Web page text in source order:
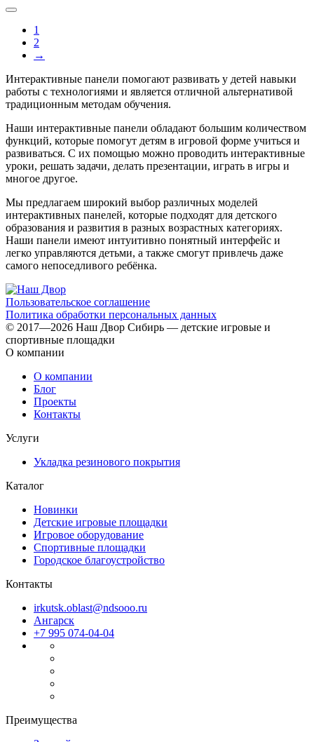
1
2
→
Интерактивные панели помогают развивать у детей навыки
работы с технологиями и является отличной альтернативой
традиционным методам обучения.
Наши интерактивные панели обладают большим количеством
функций, которые помогут детям в игровой форме учиться и
развиваться. С их помощью можно проводить интерактивные
уроки, решать задачи, делать презентации, играть в игры и
многое другое.
Мы предлагаем широкий выбор различных моделей
интерактивных панелей, которые подходят для детского
образования и развития в разных возрастных категориях.
Наши панели имеют интуитивно понятный интерфейс и
легко управляются детьми, а также смогут привлечь даже
самого непоседливого ребёнка.
Пользовательское соглашение
Политика обработки персональных данных
© 2017—2026 Наш Двор Сибирь — детские игровые и
спортивные площадки
О компании
О компании
Блог
Проекты
Контакты
Услуги
Укладка резинового покрытия
Каталог
Новинки
Детские игровые площадки
Игровое оборудование
Спортивные площадки
Городское благоустройство
Контакты
irkutsk.oblast@ndsooo.ru
Ангарск
+7 995 074-04-04
Преимущества
Файлы cookie
с пользователями и обслуживания. Продолжая просмотр